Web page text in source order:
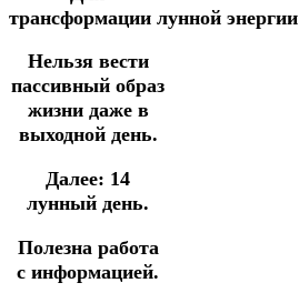
трансформации лунной энергии
Нельзя вести
пассивный образ
жизни даже в
выходной день.
Далее: 14
лунный день.
Полезна работа
с информацией.